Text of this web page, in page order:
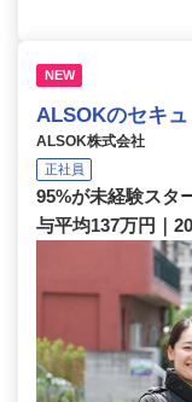
NEW
ALSOKのセキ
ALSOK株式会社
正社員
95%が未経験スタ
与平均137万円｜